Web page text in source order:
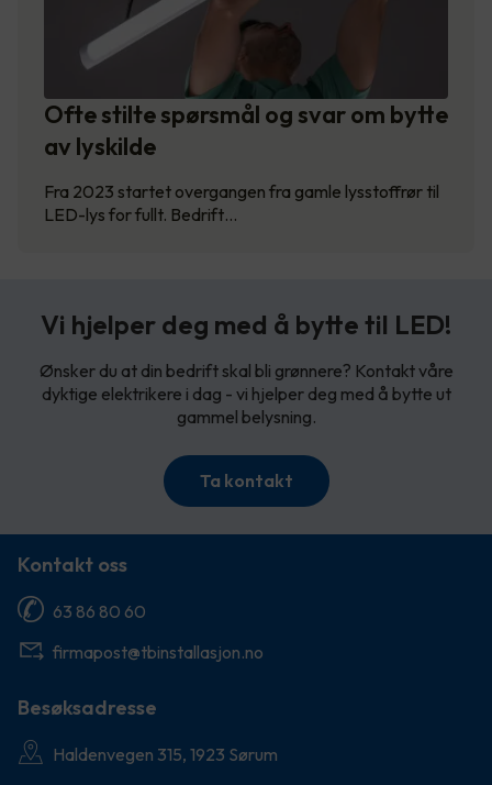
Ofte stilte spørsmål og svar om bytte
av lyskilde
Fra 2023 startet overgangen fra gamle lysstoffrør til
LED-lys for fullt. Bedrift…
Vi hjelper deg med å bytte til LED!
Ønsker du at din bedrift skal bli grønnere? Kontakt våre
dyktige elektrikere i dag - vi hjelper deg med å bytte ut
gammel belysning.
Ta kontakt
Kontakt oss
63 86 80 60
firmapost@tbinstallasjon.no
Besøksadresse
Haldenvegen 315, 1923 Sørum